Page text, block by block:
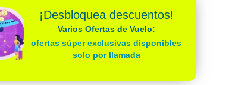
¡Desbloquea descuentos!
Varios Ofertas de Vuelo:
ofertas súper exclusivas disponibles
solo por llamada